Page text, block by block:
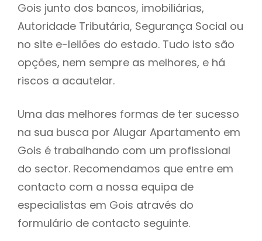
Gois junto dos bancos, imobiliárias,
Autoridade Tributária, Segurança Social ou
no site e-leilões do estado. Tudo isto são
opções, nem sempre as melhores, e há
riscos a acautelar.
Uma das melhores formas de ter sucesso
na sua busca por Alugar Apartamento em
Gois é trabalhando com um profissional
do sector. Recomendamos que entre em
contacto com a nossa equipa de
especialistas em Gois através do
formulário de contacto seguinte.